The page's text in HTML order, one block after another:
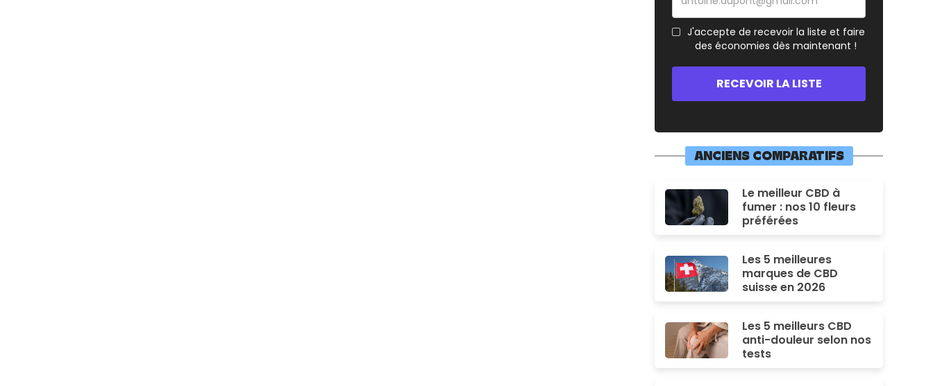
J'accepte de recevoir la liste et faire
des économies dès maintenant !
ANCIENS COMPARATIFS
Le meilleur CBD à
fumer : nos 10 fleurs
préférées
Les 5 meilleures
marques de CBD
suisse en 2026
Les 5 meilleurs CBD
anti-douleur selon nos
tests